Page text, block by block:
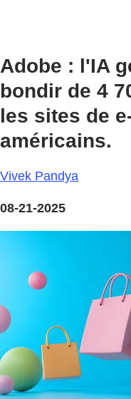
Adobe : l'IA
bondir de 4
les sites de
américains.
Vivek Pandya
08-21-2025